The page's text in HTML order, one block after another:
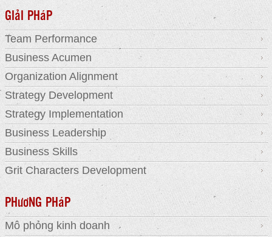
GIảI PHáP
Team Performance
Business Acumen
Organization Alignment
Strategy Development
Strategy Implementation
Business Leadership
Business Skills
Grit Characters Development
PHươNG PHáP
Mô phỏng kinh doanh